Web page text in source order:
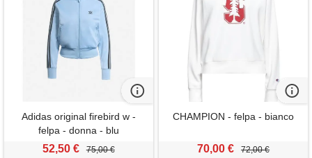
Adidas original firebird w -
felpa - donna - blu
52,50 € 75,00 €
CHAMPION - felpa - bianco
70,00 € 72,00 €